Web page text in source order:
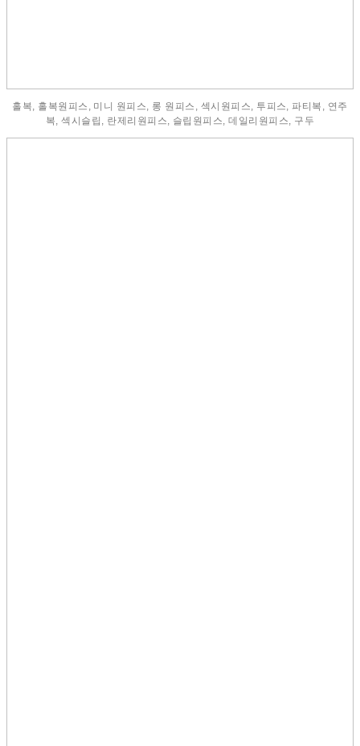
홀복, 홀복원피스, 미니 원피스, 롱 원피스, 섹시원피스, 투피스, 파티복, 연주
복, 섹시슬립, 란제리원피스, 슬립원피스, 데일리원피스, 구두